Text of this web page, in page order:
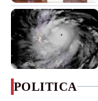
POLITICA